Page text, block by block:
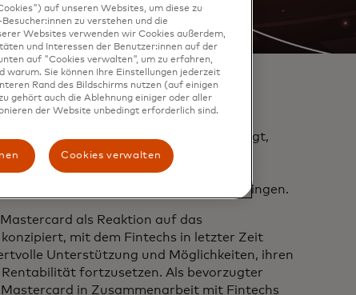
„ Mastercard For Fintechs
“ angekündigt,
das Fintechs in ganz Westeuropa
dem Fachwissen ausstatten soll, um
und sie auf das nächste Level zu bringen.
als Reaktion auf das
mit dem Fintechs in letzter Zeit
Unterstützung und Möglichkeiten, ihren
fortzusetzen. Als bevorzugter
in Zusammenarbeit mit Fintechs
auf unseren Websites, um diese zu
zu verstehen und die
Websites verwenden wir Cookies außerdem,
und Interessen der Benutzer:innen auf der
auf "Cookies verwalten", um zu erfahren,
warum. Sie können Ihre Einstellungen jederzeit
Rand des Bildschirms nutzen (auf einigen
gehört auch die Ablehnung einiger oder aller
der Website unbedingt erforderlich sind.
Cookies verwalten